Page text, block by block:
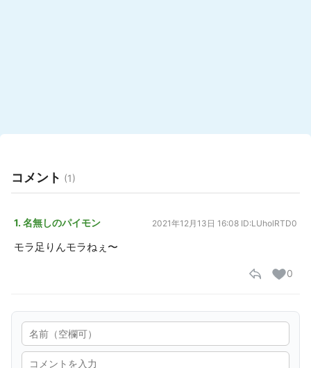
コメント (1)
1. 名無しのパイモン 2021年12月13日 16:08 ID:LUholRTD0
モラ足りんモラねぇ〜
0